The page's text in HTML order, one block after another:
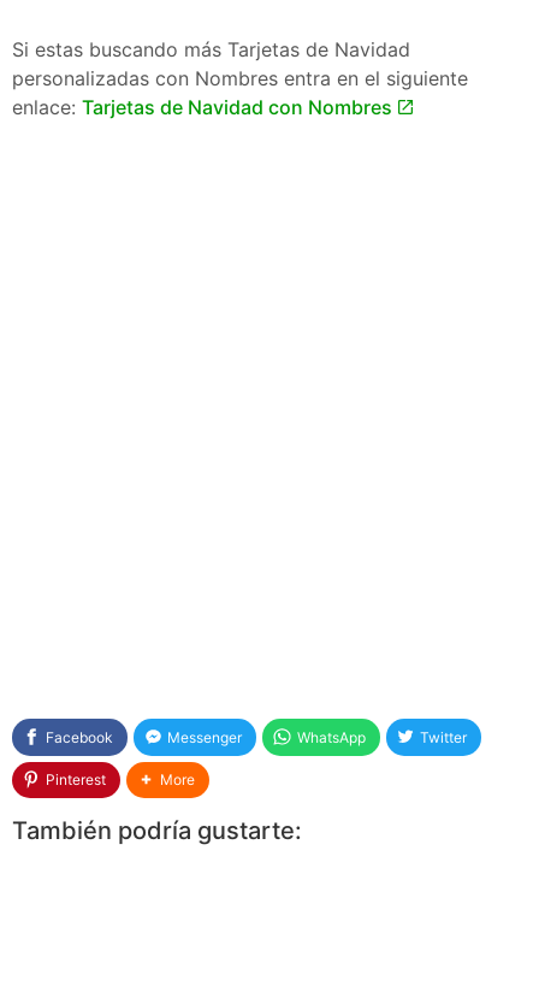
Si estas buscando más Tarjetas de Navidad
personalizadas con Nombres entra en el siguiente
enlace: Tarjetas de Navidad con Nombres
Facebook Messenger WhatsApp Twitter
Pinterest More
También podría gustarte: